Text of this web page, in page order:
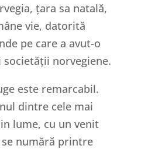
țara sa natală,
vie, datorită
pe care a avut-o
norvegiene.
este remarcabil.
dintre cele mai
lume, cu un venit
numără printre